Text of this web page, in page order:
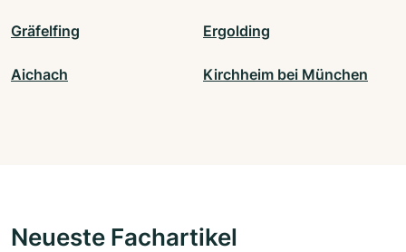
Gräfelfing Ergolding
Aichach Kirchheim bei München
Neueste Fachartikel